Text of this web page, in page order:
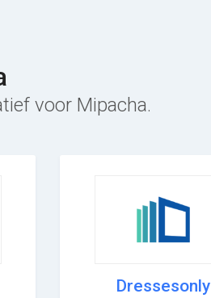
voor Mipacha.
Dressesonly